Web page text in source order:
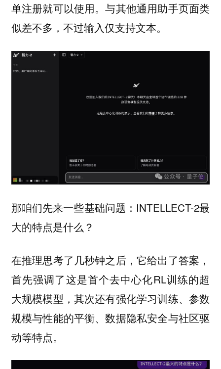
单注册就可以使用。与其他通用助手页面类
似差不多，不过输入仅支持文本。
那咱们先来一些基础问题：INTELLECT-2最
大的特点是什么？
在推理思考了几秒钟之后，它给出了答案，
首先强调了这是首个去中心化RL训练的超
大规模模型，其次还有强化学习训练、参数
规模与性能的平衡、数据隐私安全与社区驱
动等特点。